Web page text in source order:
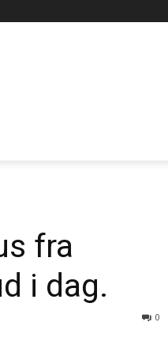
fra
i dag.
0